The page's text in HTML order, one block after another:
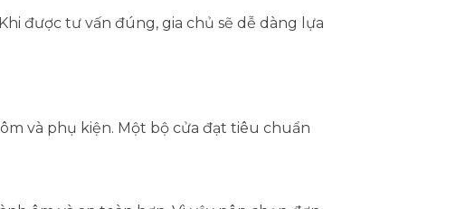
được tư vấn đúng, gia chủ sẽ dễ dàng lựa
và phụ kiện. Một bộ cửa đạt tiêu chuẩn